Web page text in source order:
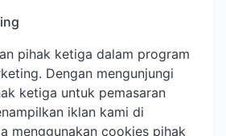
pihak ketiga dalam program
Dengan mengunjungi
ketiga untuk pemasaran
iklan kami di
menggunakan cookies pihak